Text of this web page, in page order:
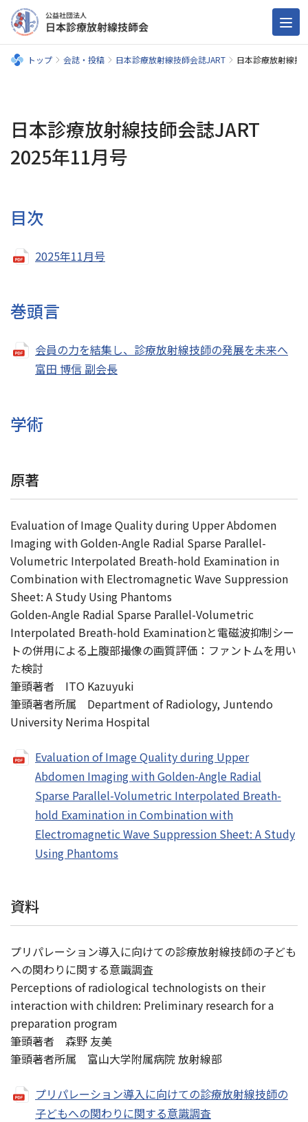
トップ 会誌・投稿 日本診療放射線技師会誌JART 日本診療放射線技
日本診療放射線技師会誌JART
2025年11月号
目次
2025年11月号
巻頭言
会員の力を結集し、診療放射線技師の発展を未来へ
富田 博信 副会長
学術
原著
Evaluation of Image Quality during Upper Abdomen
Imaging with Golden-Angle Radial Sparse Parallel-
Volumetric Interpolated Breath-hold Examination in
Combination with Electromagnetic Wave Suppression
Sheet: A Study Using Phantoms
Golden-Angle Radial Sparse Parallel-Volumetric
Interpolated Breath-hold Examinationと電磁波抑制シー
トの併用による上腹部撮像の画質評価：ファントムを用い
た検討
筆頭著者 ITO Kazuyuki
筆頭著者所属 Department of Radiology, Juntendo
University Nerima Hospital
Evaluation of Image Quality during Upper
Abdomen Imaging with Golden-Angle Radial
Sparse Parallel-Volumetric Interpolated Breath-
hold Examination in Combination with
Electromagnetic Wave Suppression Sheet: A Study
Using Phantoms
資料
プリパレーション導入に向けての診療放射線技師の子ども
への関わりに関する意識調査
Perceptions of radiological technologists on their
interaction with children: Preliminary research for a
preparation program
筆頭著者 森野 友美
筆頭著者所属 富山大学附属病院 放射線部
プリパレーション導入に向けての診療放射線技師の
子どもへの関わりに関する意識調査